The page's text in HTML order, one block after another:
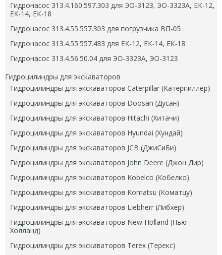
Гидронасос 313.4.160.597.303 для ЭО-3123, ЭО-3323А, ЕК-12,
ЕК-14, ЕК-18
Гидронасос 313.4.55.557.303 для погрузчика ВП-05
Гидронасос 313.4.55.557.483 для ЕК-12, ЕК-14, ЕК-18
Гидронасос 313.4.56.50.04 для ЭО-3323А, ЭО-3123
Гидроцилиндры для экскаваторов
Гидроцилиндры для экскаваторов Caterpillar (Катерпиллер)
Гидроцилиндры для экскаваторов Doosan (Дусан)
Гидроцилиндры для экскаваторов Hitachi (Хитачи)
Гидроцилиндры для экскаваторов Hyundai (Хундай)
Гидроцилиндры для экскаваторов JCB (ДжиСиБи)
Гидроцилиндры для экскаваторов John Deere (Джон Дир)
Гидроцилиндры для экскаваторов Kobelco (Кобелко)
Гидроцилиндры для экскаваторов Komatsu (Коматцу)
Гидроцилиндры для экскаваторов Liebherr (Либхер)
Гидроцилиндры для экскаваторов New Holland (Нью
Холланд)
Гидроцилиндры для экскаваторов Terex (Терекс)